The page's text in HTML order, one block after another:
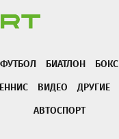
ФУТБОЛ БИАТЛОН БОКС
ВИДЕО ДРУГИЕ
АВТОСПОРТ